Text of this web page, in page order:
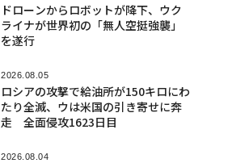
ドローンからロボットが降下、ウク
ライナが世界初の「無人空挺強襲」
を遂行
2026.08.05
ロシアの攻撃で給油所が150キロにわ
たり全滅、ウは米国の引き寄せに奔
走 全面侵攻1623日目
2026.08.04